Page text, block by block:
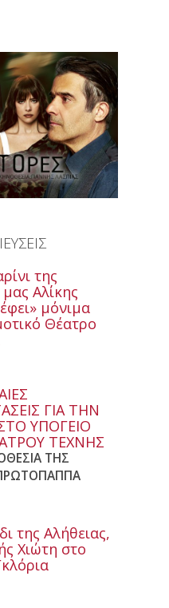
της
μας Αλίκης
μόνιμα
Θέατρο
ΓΙΑ ΤΗΝ
ΥΠΟΓΕΙΟ
ΤΕΧΝΗΣ
ΤΗΣ
της Αλήθειας,
Χιώτη στο